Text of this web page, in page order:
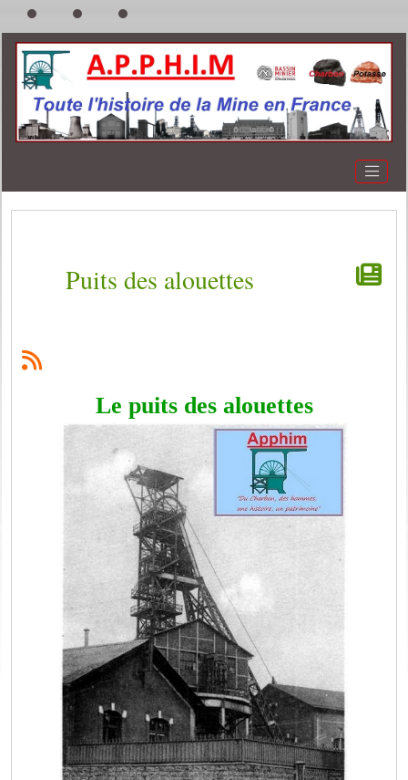
Puits des alouettes
Le puits des alouettes